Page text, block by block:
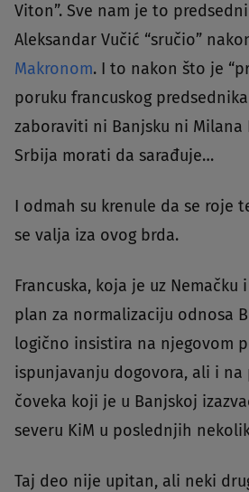
Viton”. Sve nam je to
Aleksandar Vučić “sručio”
Makronom. I to nakon što je
poruku francuskog
zaboraviti ni Banjsku ni Milana
Srbija morati da sarađuje…
I odmah su krenule da se roje
se valja iza ovog brda.
Francuska, koja je uz Nemačku
plan za normalizaciju odnosa
logično insistira na njegovom
ispunjavanju dogovora, ali i na
čoveka koji je u Banjskoj
severu KiM u poslednjih
Taj deo nije upitan, ali neki